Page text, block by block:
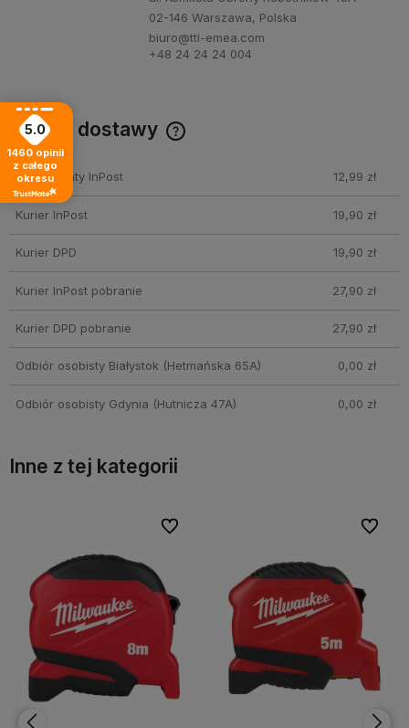
02-146 Warszawa, Polska
biuro@tti-emea.com
+48 24 24 24 004
Koszty dostawy
Cena nie zawiera ewentualnych kosztów płatności
Paczkomaty InPost 12,99 zł
Kurier InPost 19,90 zł
Kurier DPD 19,90 zł
Kurier InPost pobranie 27,90 zł
Kurier DPD pobranie 27,90 zł
Odbiór osobisty Białystok(Hetmańska 65A) 0,00 zł
Odbiór osobisty Gdynia (Hutnicza 47A) 0,00 zł
Inne z tej kategorii
Do ulubionych
Do ulubionych Do
Do
5.0
1460 opinii
z całego
okresu